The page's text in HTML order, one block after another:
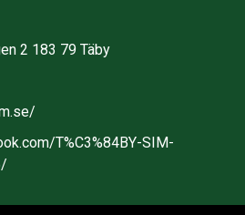
2 183 79 Täby
T%C3%84BY-SIM-